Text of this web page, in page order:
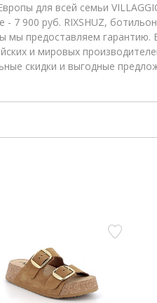
для всей семьи
7 900 руб. RIXSHUZ,
мы предоставляем гарантию.
и мировых
скидки и выгодные